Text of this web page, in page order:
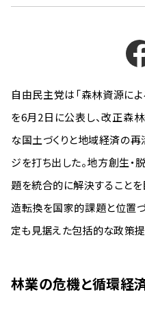
自由民主党は「森林資源に
を6月2日に公表し、改正森
な国土づくりと地域経済の
ジを打ち出した。地方創生・
題を統合的に解決することを
造転換を国家的課題と位置
定も見据えた包括的な政策提
林業の危機と循環経